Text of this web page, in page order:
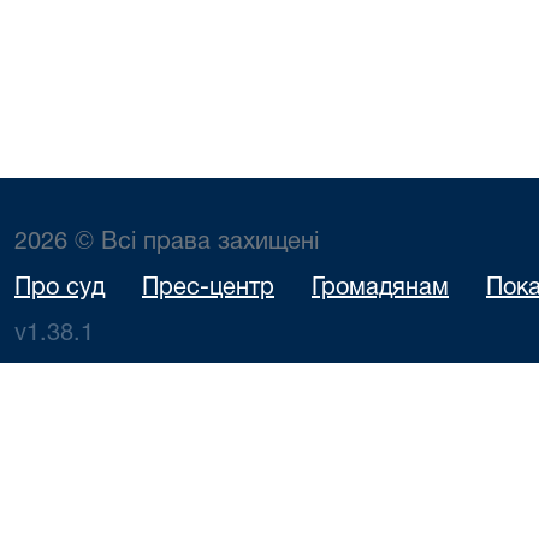
2026 © Всі права захищені
Про суд Прес-центр Громадянам
v1.38.1